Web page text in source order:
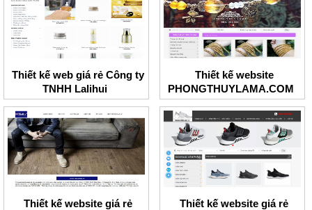
Thiết kế web giá rẻ Công ty
TNHH Lalihui
Thiết kế website
PHONGTHUYLAMA.COM
Thiết kế website giá rẻ
Thiết kế website giá rẻ